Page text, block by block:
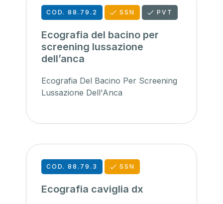
COD. 88.79.2 SSN PVT
Ecografia del bacino per
screening lussazione
dell’anca
Ecografia Del Bacino Per Screening
Lussazione Dell'Anca
COD. 88.79.3 SSN
Ecografia caviglia dx